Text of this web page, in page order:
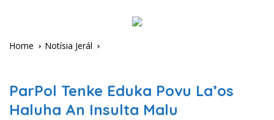
Home Notísia Jerál
ParPol Tenke Eduka Povu La’os
Haluha An Insulta Malu